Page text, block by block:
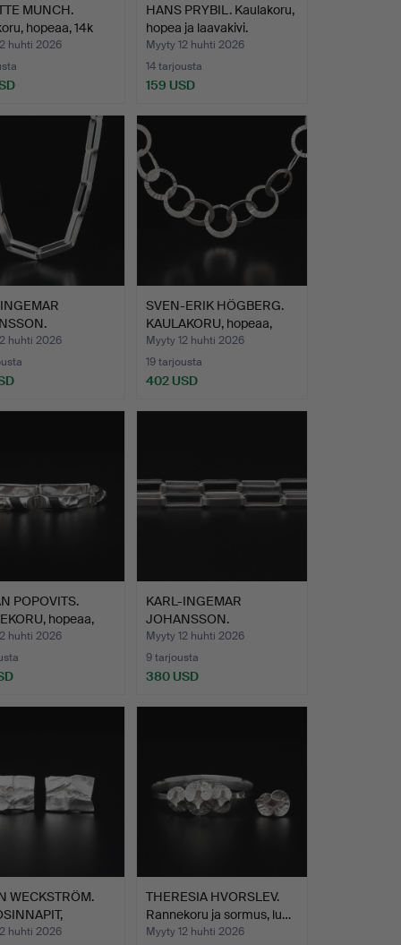
MUNCH.
hopeaa, 14k
huhti 2026
HANS PRYBIL. Kaulakoru,
hopea ja laavakivi.
Myyty 12 huhti 2026
14 tarjousta
159 USD
hopeaa,…
huhti 2026
SVEN-ERIK HÖGBERG.
KAULAKORU, hopeaa,
Göte…
Myyty 12 huhti 2026
19 tarjousta
402 USD
POPOVITS.
hopeaa,
huhti 2026
KARL-INGEMAR
JOHANSSON.
KAULAKORU, hopeaa,…
Myyty 12 huhti 2026
9 tarjousta
380 USD
WECKSTRÖM.
huhti 2026
THERESIA HVORSLEV.
Rannekoru ja sormus, lu…
Myyty 12 huhti 2026